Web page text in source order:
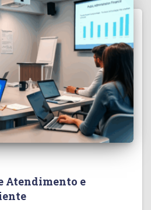
Atendimento e